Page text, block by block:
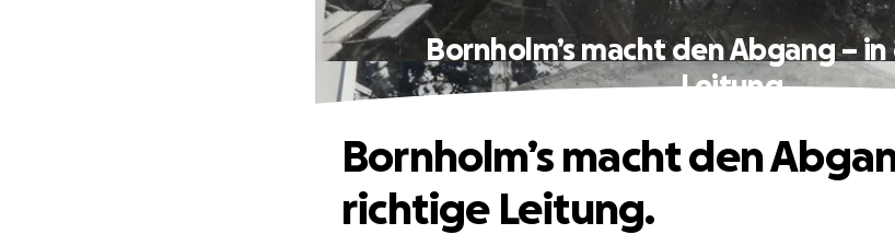
Bornholm’s macht den Abgang –
Leitung.
Bornholm’s macht den
richtige Leitung.